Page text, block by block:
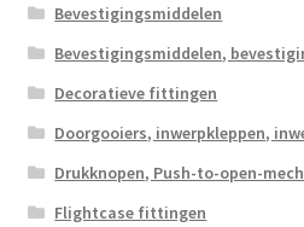
Bevestigingsmiddelen
Bevestigingsmiddelen,
Decoratieve fittingen
Doorgooiers, inwerpkleppen,
Drukknopen, Push-to-open-
Flightcase fittingen